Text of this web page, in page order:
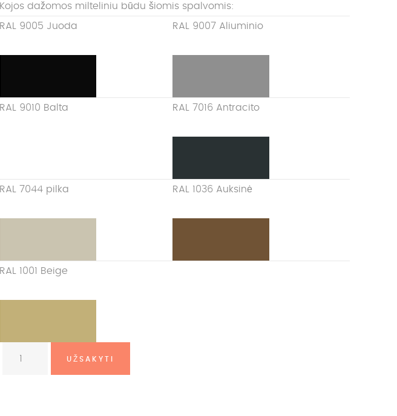
Kojos dažomos milteliniu būdu šiomis spalvomis:
RAL 9005 Juoda RAL 9007 Aliuminio
RAL 9010 Balta RAL 7016 Antracito
RAL 7044 pilka RAL 1036 Auksinė
RAL 1001 Beige